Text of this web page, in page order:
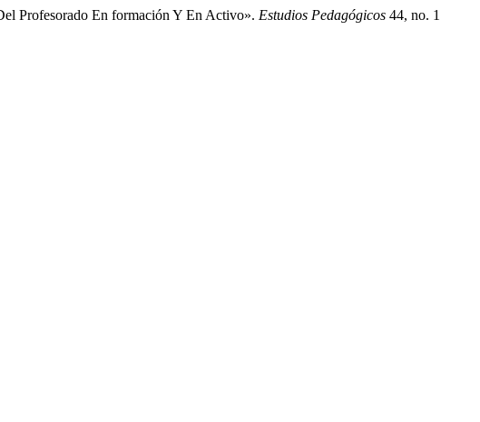
Profesorado En formación Y En Activo». Estudios Pedagógicos 44, no. 1